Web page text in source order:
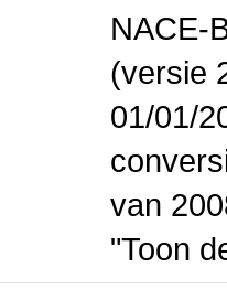
NACE-
(versie
01/01/
van
"Toon